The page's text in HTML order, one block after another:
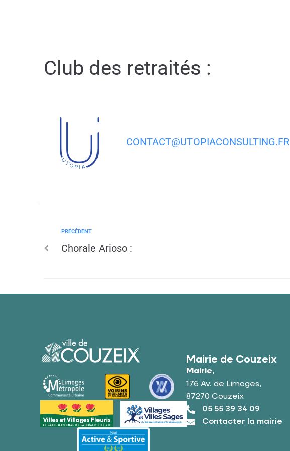
Club des retraités :
CONTACT@UTOPIACONSULTING.FR
PRÉCÉDENT
Chorale Arioso :
Mairie de Couzeix
Mairie,
176 Av. de Limoges,
87270 Couzeix
05 55 39 34 09
Contacter la mairie